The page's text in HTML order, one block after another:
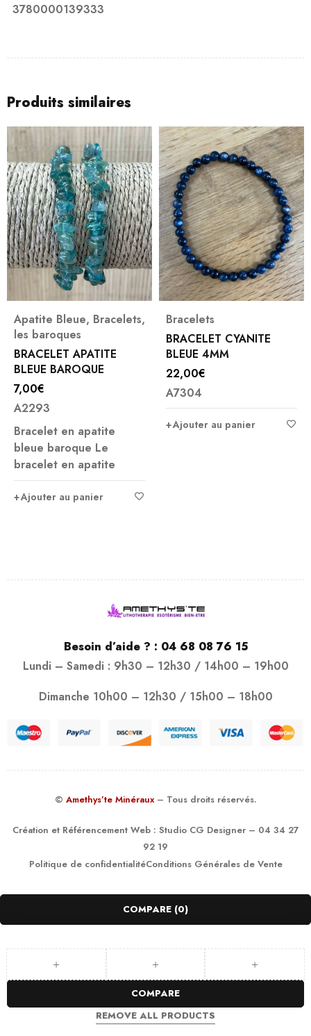
3780000139333
Produits similaires
Bracelets
BRACELET CYANITE
BLEUE 4MM
22,00 €
A7304
Ajouter au panier
Bracelets
BRACELET JADE VERT
BIRMANIE 6MM
18,00€
11349
Ajouter au panier
Besoin d’aide ? : 04 68 08 76 15
Lundi – Samedi : 9h30 – 12h30 / 14h00 – 19h00
Dimanche 10h00 – 12h30 / 15h00 – 18h00
© Amethys’te Minéraux – Tous droits réservés.
Création et Référencement Web : Studio CG Designer– 04 34 27
92 19
Politique de confidentialitéConditions Générales de Vente
COMPARE (0)
COMPARE
REMOVE ALL PRODUCTS